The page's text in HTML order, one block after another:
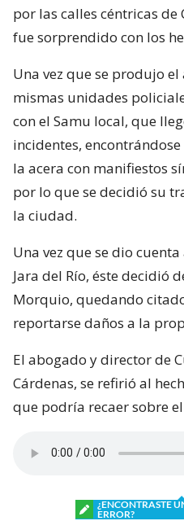
por las calles céntricas
fue sorprendido con los
Una vez que se produjo
mismas unidades
con el Samu local, que
incidentes,
la acera con manifiestos
por lo que se decidió su
la ciudad.
Una vez que se dio
Jara del Río, éste decidió
Morquio, quedando
reportarse daños a la
El abogado y director de
Cárdenas, se refirió al
que podría recaer sobre
¿ENCONTRASTE
ERROR?